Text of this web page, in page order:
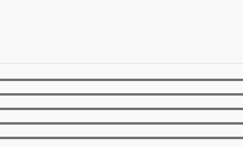
cấp như các vật liệu
có thể lớn nhưng tính
mối mọt… gây mất thẩm
được những nhược điểm
trì bảo dưỡng mà vẫn luôn